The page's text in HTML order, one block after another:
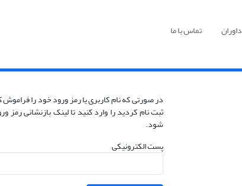
داوران تماس با ما
در صورتی که نام کاربری یا رمز ورود خود را
ثبت نام کردید را وارد کنید تا لینک بازنشانی
شود.
پست الکترونیکی